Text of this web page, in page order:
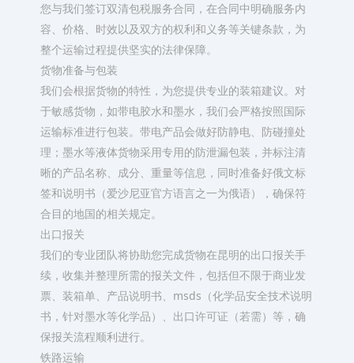
您与我们签订双清包税服务合同，在合同中明确服务内
容、价格、时效以及双方的权利和义务等关键条款，为
整个运输过程提供坚实的法律保障。​
货物准备与包装​
我们会根据货物的特性，为您提供专业的装箱建议。对
于敏感货物，如带电胶水和墨水，我们会严格按照国际
运输标准进行包装。带电产品会做好防静电、防碰撞处
理；墨水等液体货物采用专用的防泄漏包装，并标注清
晰的产品名称、成分、重量等信息，同时准备好俄文标
签和说明书（爱沙尼亚官方语言之一为俄语），确保符
合目的地国的相关规定。​
出口报关​
我们的专业团队将协助您完成货物在昆明的出口报关手
续，收集并整理所需的报关文件，包括但不限于商业发
票、装箱单、产品说明书、msds（化学品安全技术说明
书，针对墨水等化学品）、出口许可证（若需）等，确
保报关流程顺利进行。​
铁路运输​